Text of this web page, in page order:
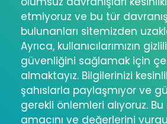
etmiyoruz ve bu tür
bulunanları sitemizden
Ayrıca, kullanıcılarımızın
güvenliğini sağlamak için
almaktayız. Bilgilerinizi
şahıslarla paylaşmıyor ve
gerekli önlemleri alıyoruz.
amacını ve değerlerini